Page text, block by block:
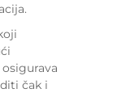
čak i